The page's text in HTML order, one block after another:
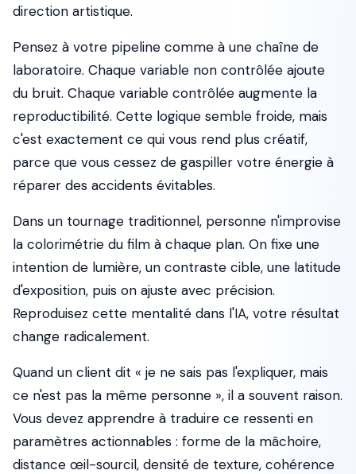
direction artistique.
Pensez à votre pipeline comme à une chaîne de
laboratoire. Chaque variable non contrôlée ajoute
du bruit. Chaque variable contrôlée augmente la
reproductibilité. Cette logique semble froide, mais
c'est exactement ce qui vous rend plus créatif,
parce que vous cessez de gaspiller votre énergie à
réparer des accidents évitables.
Dans un tournage traditionnel, personne n'improvise
la colorimétrie du film à chaque plan. On fixe une
intention de lumière, un contraste cible, une latitude
d'exposition, puis on ajuste avec précision.
Reproduisez cette mentalité dans l'IA, votre résultat
change radicalement.
Quand un client dit « je ne sais pas l'expliquer, mais
ce n'est pas la même personne », il a souvent raison.
Vous devez apprendre à traduire ce ressenti en
paramètres actionnables : forme de la mâchoire,
distance œil-sourcil, densité de texture, cohérence